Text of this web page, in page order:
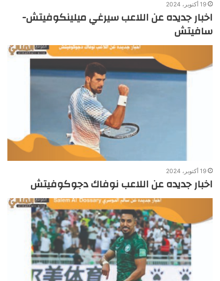
19 أكتوبر، 2024
اخبار جديده عن اللاعب سيرغي ميلينكوفيتش-
سافيتش
19 أكتوبر، 2024
اخبار جديده عن اللاعب نوفاك دجوكوفيتش